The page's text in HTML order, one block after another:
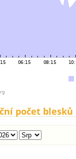
počet blesků